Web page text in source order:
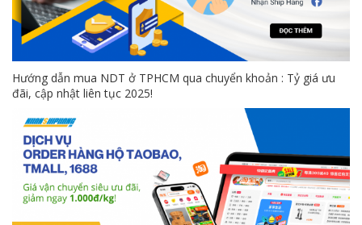
Hướng dẫn mua NDT ở TPHCM qua chuyển khoản : Tỷ giá ưu
đãi, cập nhật liên tục 2025!